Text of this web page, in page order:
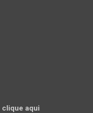
clique aqui